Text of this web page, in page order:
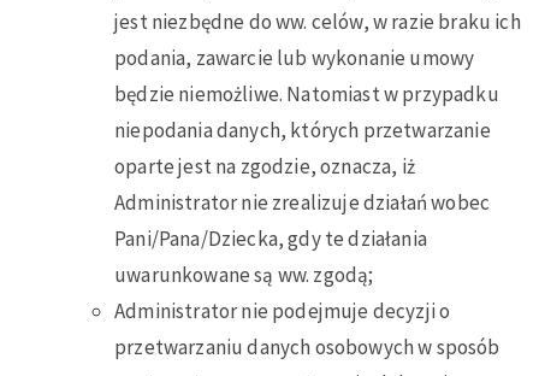
jest niezbędne do ww. celów, w razie braku ich
podania, zawarcie lub wykonanie umowy
będzie niemożliwe. Natomiast w przypadku
niepodania danych, których przetwarzanie
oparte jest na zgodzie, oznacza, iż
Administrator nie zrealizuje działań wobec
Pani/Pana/Dziecka, gdy te działania
uwarunkowane są ww. zgodą;
Administrator nie podejmuje decyzji o
przetwarzaniu danych osobowych w sposób